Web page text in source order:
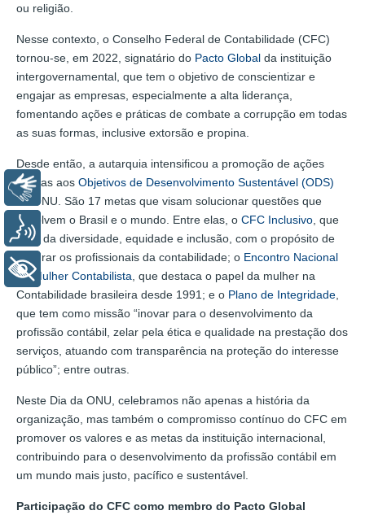
ou religião.
Nesse contexto, o Conselho Federal de Contabilidade (CFC)
tornou-se, em 2022, signatário do Pacto Global da instituição
intergovernamental, que tem o objetivo de conscientizar e
engajar as empresas, especialmente a alta liderança,
fomentando ações e práticas de combate a corrupção em todas
as suas formas, inclusive extorsão e propina.
Desde então, a autarquia intensificou a promoção de ações
ligadas aos Objetivos de Desenvolvimento Sustentável (ODS)
da ONU. São 17 metas que visam solucionar questões que
envolvem o Brasil e o mundo. Entre elas, o CFC Inclusivo , que
trata da diversidade, equidade e inclusão, com o propósito de
integrar os profissionais da contabilidade; o Encontro Nacional
da Mulher Contabilista , que destaca o papel da mulher na
Contabilidade brasileira desde 1991; e o Plano de Integridade
que tem como missão “inovar para o desenvolvimento da
profissão contábil, zelar pela ética e qualidade na prestação dos
serviços, atuando com transparência na proteção do interesse
público”; entre outras.
Neste Dia da ONU, celebramos não apenas a história da
organização, mas também o compromisso contínuo do CFC em
promover os valores e as metas da instituição internacional,
contribuindo para o desenvolvimento da profissão contábil em
um mundo mais justo, pacífico e sustentável.
Participação do CFC como membro do Pacto Global
Libras
Voz
+ Acessibilidade